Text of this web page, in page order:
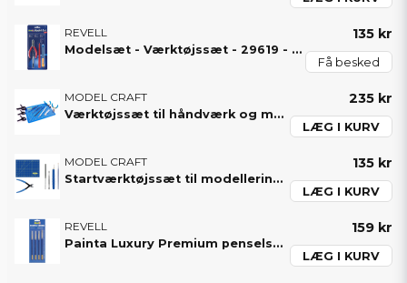
REVELL
Modelsæt - Værktøjssæt - 29619 - Revell
135 kr
Få besked
MODEL CRAFT
Værktøjssæt til håndværk og modellering - 15 dele - PTK1015 - Model Craft
235 kr
LÆG I KURV
MODEL CRAFT
Startværktøjssæt til modellering - 6 dele - PTK1006 - Model Craft
135 kr
LÆG I KURV
REVELL
Painta Luxury Premium penselsæt - 4 pensler - 39629 - Revell
159 kr
LÆG I KURV